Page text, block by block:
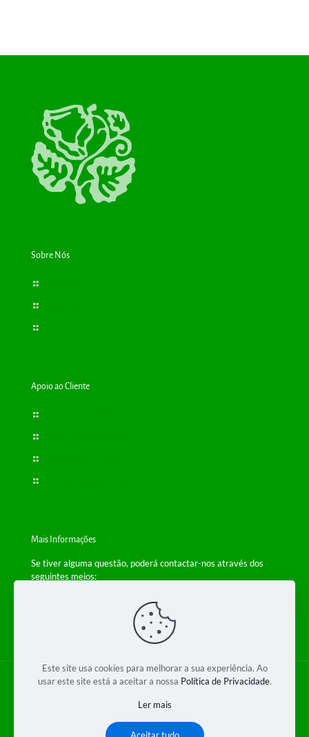
Sobre Nós
Apoio ao Cliente
Mais Informações
Se tiver alguma questão, poderá contactar-nos através dos
seguintes meios:
Telefone: +(351) 229 554 650
(Chamada para a rede fixa nacional)
info@bioplantas.com
© 2018 Bioplantas 2 - Produtos Dietéticos Lda. Todos os
direitos reservados.
Este site usa cookies para melhorar a sua experiência. Ao
usar este site está a aceitar a nossa Política de Privacidade.
Ler mais